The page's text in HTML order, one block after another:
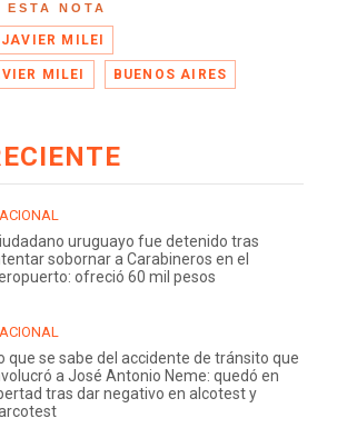
ESTA NOTA
JAVIER MILEI
MILEI BUENOS AIRES
uruguayo fue detenido tras
sobornar a Carabineros en el
ofreció 60 mil pesos
que se sabe del accidente de tránsito que
a José Antonio Neme: quedó en
tras dar negativo en alcotest y